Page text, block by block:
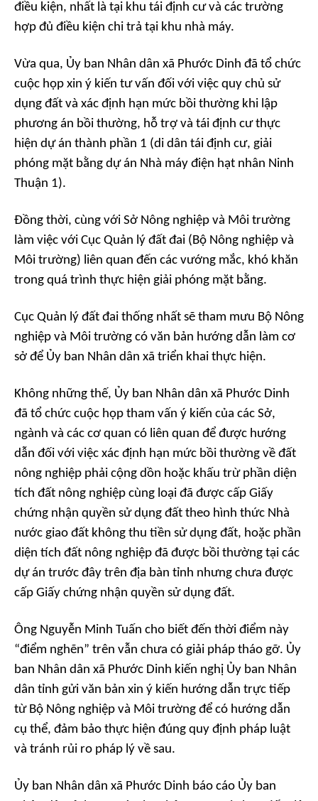
điều kiện, nhất là tại khu tái định cư và các trường
hợp đủ điều kiện chi trả tại khu nhà máy.
Vừa qua, Ủy ban Nhân dân xã Phước Dinh đã tổ chức
cuộc họp xin ý kiến tư vấn đối với việc quy chủ sử
dụng đất và xác định hạn mức bồi thường khi lập
phương án bồi thường, hỗ trợ và tái định cư thực
hiện dự án thành phần 1 (di dân tái định cư, giải
phóng mặt bằng dự án Nhà máy điện hạt nhân Ninh
Thuận 1).
Đồng thời, cùng với Sở Nông nghiệp và Môi trường
làm việc với Cục Quản lý đất đai (Bộ Nông nghiệp và
Môi trường) liên quan đến các vướng mắc, khó khăn
trong quá trình thực hiện giải phóng mặt bằng.
Cục Quản lý đất đai thống nhất sẽ tham mưu Bộ Nông
nghiệp và Môi trường có văn bản hướng dẫn làm cơ
sở để Ủy ban Nhân dân xã triển khai thực hiện.
Không những thế, Ủy ban Nhân dân xã Phước Dinh
đã tổ chức cuộc họp tham vấn ý kiến của các Sở,
ngành và các cơ quan có liên quan để được hướng
dẫn đối với việc xác định hạn mức bồi thường về đất
nông nghiệp phải cộng dồn hoặc khấu trừ phần diện
tích đất nông nghiệp cùng loại đã được cấp Giấy
chứng nhận quyền sử dụng đất theo hình thức Nhà
nước giao đất không thu tiền sử dụng đất, hoặc phần
diện tích đất nông nghiệp đã được bồi thường tại các
dự án trước đây trên địa bàn tỉnh nhưng chưa được
cấp Giấy chứng nhận quyền sử dụng đất.
Ông Nguyễn Minh Tuấn cho biết đến thời điểm này
“điểm nghẽn” trên vẫn chưa có giải pháp tháo gỡ. Ủy
ban Nhân dân xã Phước Dinh kiến nghị Ủy ban Nhân
dân tỉnh gửi văn bản xin ý kiến hướng dẫn trực tiếp
từ Bộ Nông nghiệp và Môi trường để có hướng dẫn
cụ thể, đảm bảo thực hiện đúng quy định pháp luật
và tránh rủi ro pháp lý về sau.
Ủy ban Nhân dân xã Phước Dinh báo cáo Ủy ban